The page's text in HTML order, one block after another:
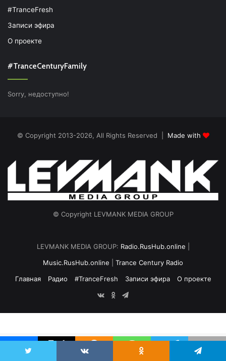
#TranceFresh
Записи эфира
О проекте
#TranceCenturyFamily
Sorry, недоступно!
© Copyright 2013-2026, All Rights Reserved | Made with
© Copyright LEVMANK MEDIA GROUP
LEVMANK MEDIA GROUP: Radio.RusHub.online
Music.RusHub.online
Trance Century Radio
Главная
Радио #TranceFresh Записи эфира
О проекте
vk.com
Odnoklassniki
Telegram